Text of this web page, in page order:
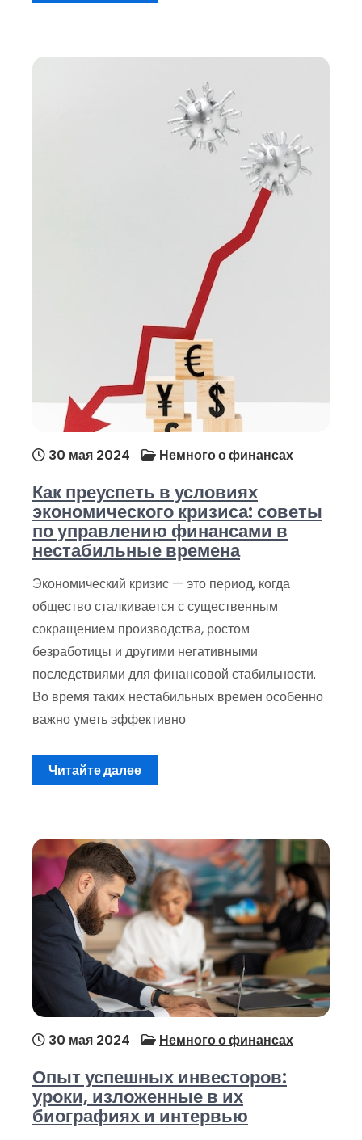
30 мая 2024 Немного о финансах
Как преуспеть в условиях
экономического кризиса: советы
по управлению финансами в
нестабильные времена
Экономический кризис — это период, когда
общество сталкивается с существенным
сокращением производства, ростом
безработицы и другими негативными
последствиями для финансовой стабильности.
Во время таких нестабильных времен особенно
важно уметь эффективно
Читайте далее
30 мая 2024 Немного о финансах
Опыт успешных инвесторов:
уроки, изложенные в их
биографиях и интервью